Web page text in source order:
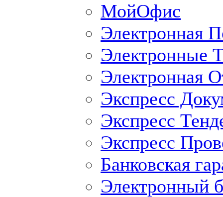
МойОфис
Электронная
Электронные
Электронная
Экспресс
Экспресс
Экспресс
Банковская
Электронный